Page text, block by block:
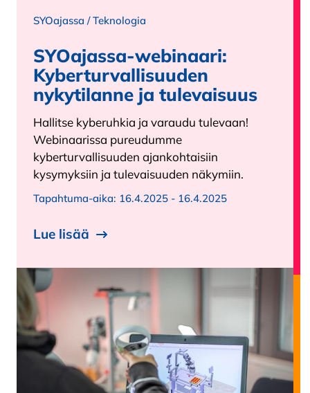
SYOajassa /Teknologia
SYOajassa-webinaari:
Kyberturvallisuuden
nykytilanne ja tulevaisuus
Hallitse kyberuhkia ja varaudu tulevaan!
Webinaarissa pureudumme
kyberturvallisuuden ajankohtaisiin
kysymyksiin ja tulevaisuuden näkymiin.
Tapahtuma-aika: 16.4.2025 - 16.4.2025
Lue lisää